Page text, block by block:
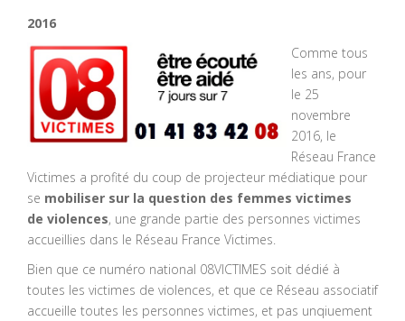
2016
Comme tous
les ans, pour
le 25
novembre
2016, le
Réseau France
Victimes a profité du coup de projecteur médiatique pour
se mobiliser sur la question des femmes victimes
de violences, une grande partie des personnes victimes
accueillies dans le Réseau France Victimes.
Bien que ce numéro national 08VICTIMES soit dédié à
toutes les victimes de violences, et que ce Réseau associatif
accueille toutes les personnes victimes, et pas unqiuement